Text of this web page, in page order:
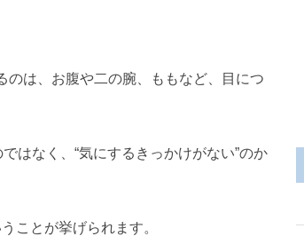
のは、お腹や二の腕、ももなど、目につ
はなく、“気にするきっかけがない”のか
ことが挙げられます。